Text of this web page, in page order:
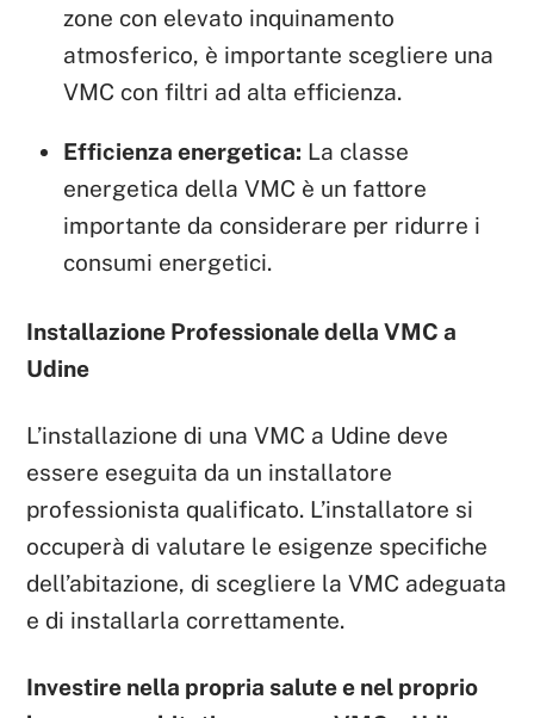
zone con elevato inquinamento
atmosferico, è importante scegliere una
VMC con filtri ad alta efficienza.
Efficienza energetica: La classe
energetica della VMC è un fattore
importante da considerare per ridurre i
consumi energetici.
Installazione Professionale della VMC a
Udine
L’installazione di una VMC a Udine deve
essere eseguita da un installatore
professionista qualificato. L’installatore si
occuperà di valutare le esigenze specifiche
dell’abitazione, di scegliere la VMC adeguata
e di installarla correttamente.
Investire nella propria salute e nel proprio